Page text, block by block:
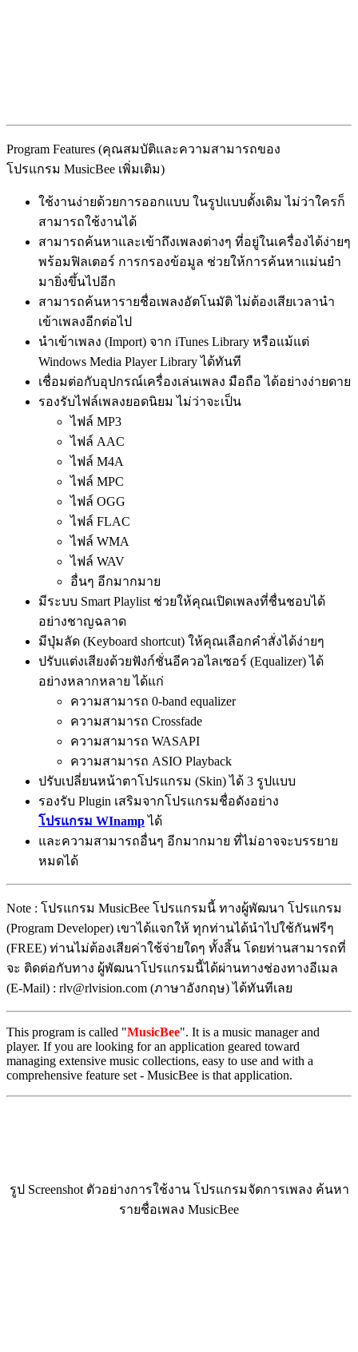
Program Features (คุณสมบัติและความสามารถของ
โปรแกรม MusicBee เพิ่มเติม)
ใช้งานง่ายด้วยการออกแบบ ในรูปแบบดั้งเดิม ไม่ว่าใครก็
สามารถใช้งานได้
สามารถค้นหาและเข้าถึงเพลงต่างๆ ที่อยู่ในเครื่องได้ง่ายๆ
พร้อมฟิลเตอร์ การกรองข้อมูล ช่วยให้การค้นหาแม่นยำ
มายิ่งขึ้นไปอีก
สามารถค้นหารายชื่อเพลงอัตโนมัติ ไม่ต้องเสียเวลานำ
เข้าเพลงอีกต่อไป
นำเข้าเพลง (Import) จาก iTunes Library หรือแม้แต่
Windows Media Player Library ได้ทันที
เชื่อมต่อกับอุปกรณ์เครื่องเล่นเพลง มือถือ ได้อย่างง่ายดาย
รองรับไฟล์เพลงยอดนิยม ไม่ว่าจะเป็น
ไฟล์ MP3
ไฟล์ AAC
ไฟล์ M4A
ไฟล์ MPC
ไฟล์ OGG
ไฟล์ FLAC
ไฟล์ WMA
ไฟล์ WAV
อื่นๆ อีกมากมาย
มีระบบ Smart Playlist ช่วยให้คุณเปิดเพลงที่ชื่นชอบได้
อย่างชาญฉลาด
มีปุ่มลัด (Keyboard shortcut) ให้คุณเลือกคำสั่งได้ง่ายๆ
ปรับแต่งเสียงด้วยฟังก์ชั่นอีควอไลเซอร์ (Equalizer) ได้
อย่างหลากหลาย ได้แก่
ความสามารถ 0-band equalizer
ความสามารถ Crossfade
ความสามารถ WASAPI
ความสามารถ ASIO Playback
ปรับเปลี่ยนหน้าตาโปรแกรม (Skin) ได้ 3 รูปแบบ
รองรับ Plugin เสริมจากโปรแกรมชื่อดังอย่าง
โปรแกรม WInampได้
และความสามารถอื่นๆ อีกมากมาย ที่ไม่อาจจะบรรยาย
หมดได้
Note : โปรแกรม MusicBee โปรแกรมนี้ ทางผู้พัฒนา โปรแกรม
(Program Developer) เขาได้แจกให้ ทุกท่านได้นำไปใช้กันฟรีๆ
(FREE) ท่านไม่ต้องเสียค่าใช้จ่ายใดๆ ทั้งสิ้น โดยท่านสามารถที่
จะ ติดต่อกับทาง ผู้พัฒนาโปรแกรมนี้ได้ผ่านทางช่องทางอีเมล
(E-Mail) : rlv@rlvision.com (ภาษาอังกฤษ) ได้ทันทีเลย
This program is called "MusicBee". It is a music manager and
player. If you are looking for an application geared toward
managing extensive music collections, easy to use and with a
comprehensive feature set - MusicBee is that application.
รูป Screenshot ตัวอย่างการใช้งาน โปรแกรมจัดการเพลง ค้นหา
รายชื่อเพลง MusicBee